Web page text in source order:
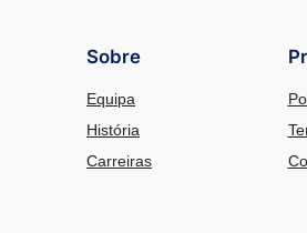
Sobre
Equipa
História
Carreiras